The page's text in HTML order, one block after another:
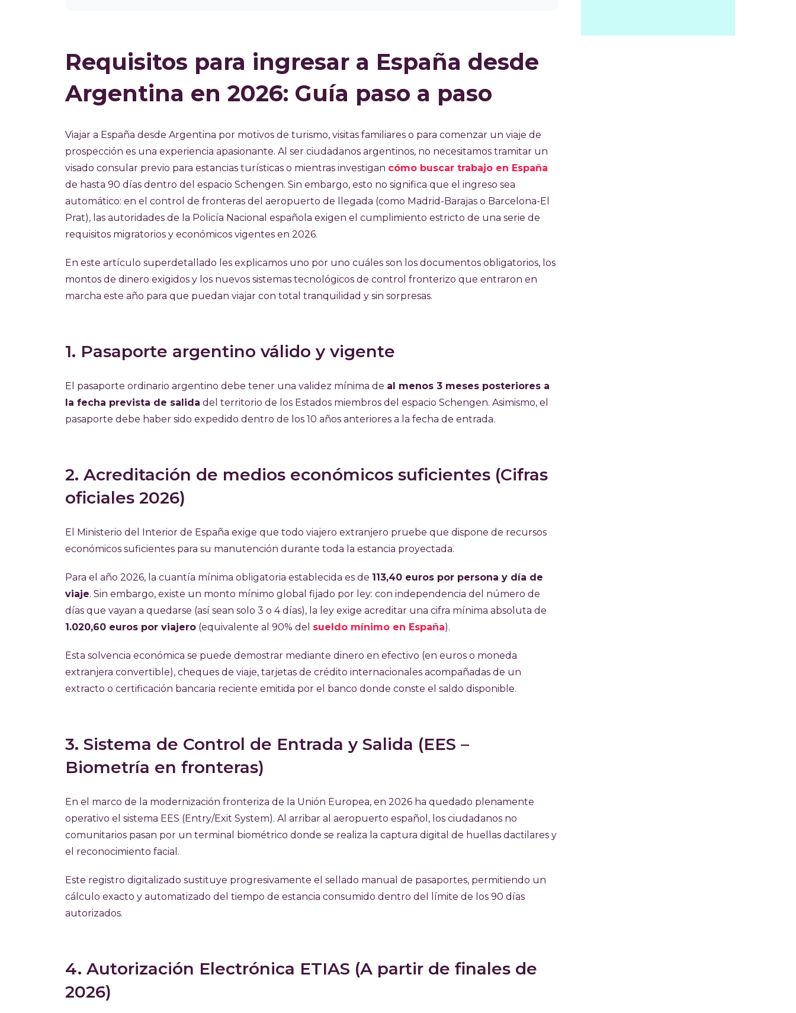
Requisitos para ingresar a España desde
Argentina en 2026: Guía paso a paso
Viajar a España desde Argentina por motivos de turismo, visitas familiares o para comenzar un viaje de
prospección es una experiencia apasionante. Al ser ciudadanos argentinos, no necesitamos tramitar un
visado consular previo para estancias turísticas o mientras investigan cómo buscar trabajo en España
de hasta 90 días dentro del espacio Schengen. Sin embargo, esto no significa que el ingreso sea
automático: en el control de fronteras del aeropuerto de llegada (como Madrid-Barajas o Barcelona-El
Prat), las autoridades de la Policía Nacional española exigen el cumplimiento estricto de una serie de
requisitos migratorios y económicos vigentes en 2026.
En este artículo superdetallado les explicamos uno por uno cuáles son los documentos obligatorios, los
montos de dinero exigidos y los nuevos sistemas tecnológicos de control fronterizo que entraron en
marcha este año para que puedan viajar con total tranquilidad y sin sorpresas.
1. Pasaporte argentino válido y vigente
El pasaporte ordinario argentino debe tener una validez mínima de al menos 3 meses posteriores a
la fecha prevista de salida del territorio de los Estados miembros del espacio Schengen. Asimismo, el
pasaporte debe haber sido expedido dentro de los 10 años anteriores a la fecha de entrada.
2. Acreditación de medios económicos suficientes (Cifras
oficiales 2026)
El Ministerio del Interior de España exige que todo viajero extranjero pruebe que dispone de recursos
económicos suficientes para su manutención durante toda la estancia proyectada.
Para el año 2026, la cuantía mínima obligatoria establecida es de 113,40 euros por persona y día de
viaje. Sin embargo, existe un monto mínimo global fijado por ley: con independencia del número de
días que vayan a quedarse (así sean solo 3 o 4 días), la ley exige acreditar una cifra mínima absoluta de
1.020,60 euros por viajero (equivalente al 90% del sueldo mínimo en España).
Esta solvencia económica se puede demostrar mediante dinero en efectivo (en euros o moneda
extranjera convertible), cheques de viaje, tarjetas de crédito internacionales acompañadas de un
extracto o certificación bancaria reciente emitida por el banco donde conste el saldo disponible.
3. Sistema de Control de Entrada y Salida (EES –
Biometría en fronteras)
En el marco de la modernización fronteriza de la Unión Europea, en 2026 ha quedado plenamente
operativo el sistema EES (Entry/Exit System). Al arribar al aeropuerto español, los ciudadanos no
comunitarios pasan por un terminal biométrico donde se realiza la captura digital de huellas dactilares y
el reconocimiento facial.
Este registro digitalizado sustituye progresivamente el sellado manual de pasaportes, permitiendo un
cálculo exacto y automatizado del tiempo de estancia consumido dentro del límite de los 90 días
autorizados.
4. Autorización Electrónica ETIAS (A partir de finales de
2026)